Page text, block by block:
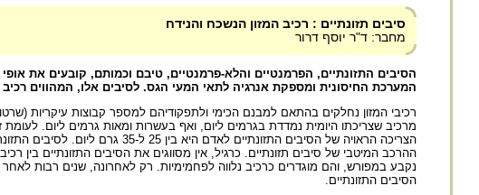
סיבים תזונתיים : רכיב המזון הנשכח והנידח
מחבר: ד"ר יוסף דרור
הסיבים התזונתיים, הפרמנטיים והלא-פרמנטיים, טיבם וכמותם, קובעים את
המערכת החיסונית ומספקת אנרגיה לתאי המעי הגס. לסיבים אלו, המהווים
מרכיב שצריכתו היומית נמדדת בגרמים ליום, ואף בעשרות ומאות גרמים ליום. לעומת
הצריכה הראויה של הסיבים
ההרכב המיטבי של סיבים תזונתיים. כרגיל, אין מסווגים את הסיבים התזונתיים בין
נקבע במפורש, והם מוגדרים כרכיב נלווה לפחמימיות. רק לאחרונה, שנים רבות
הסיבים התזונתיים.